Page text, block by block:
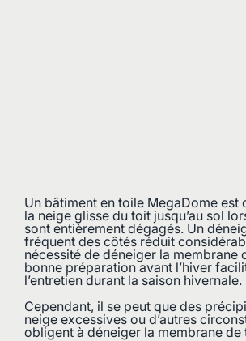
Un bâtiment en toile MegaDome est
la neige glisse du toit jusqu’au sol
sont entièrement dégagés. Un
fréquent des côtés réduit
nécessité de déneiger la membrane
bonne préparation avant l’hiver
l’entretien durant la saison hivernale.
Cependant, il se peut que des
neige excessives ou d’autres
obligent à déneiger la membrane de